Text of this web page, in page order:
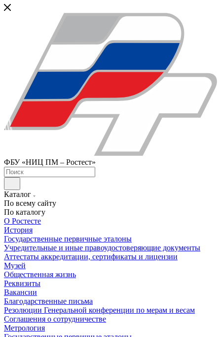
ФБУ «НИЦ ПМ – Ростест»
Каталог
По всему сайту
По каталогу
О Ростесте
История
Государственные первичные эталоны
Учредительные и иные правоудостоверяющие документы
Аттестаты аккредитации, сертификаты и лицензии
Музей
Общественная жизнь
Реквизиты
Вакансии
Благодарственные письма
Резолюции Генеральной конференции по мерам и весам
Соглашения о сотрудничестве
Метрология